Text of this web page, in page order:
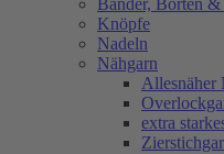
Bänder, Borten
Knöpfe
Nadeln
Nähgarn
Allesnäher
extra